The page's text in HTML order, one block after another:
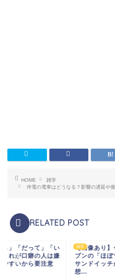
HOME
雑学
停電の電車はどうなる？影響の遅延や
RELATED POST
も」「だって」「い
これが口癖の人は嫌
やすいから要注意
雑学
【画像あり】
ブンの「ほぼ
サンドイッチ
想...